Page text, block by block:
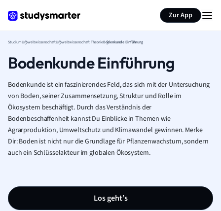
Zur App
StudiumUmweltwissenschaftUmweltwissenschaft TheorieBodenkunde Einführung
Bodenkunde Einführung
Bodenkunde ist ein faszinierendes Feld, das sich mit der Untersuchung
von Boden, seiner Zusammensetzung, Struktur und Rolle im
Ökosystem beschäftigt. Durch das Verständnis der
Bodenbeschaffenheit kannst Du Einblicke in Themen wie
Agrarproduktion, Umweltschutz und Klimawandel gewinnen. Merke
Dir: Boden ist nicht nur die Grundlage für Pflanzenwachstum, sondern
auch ein Schlüsselakteur im globalen Ökosystem.
Los geht’s